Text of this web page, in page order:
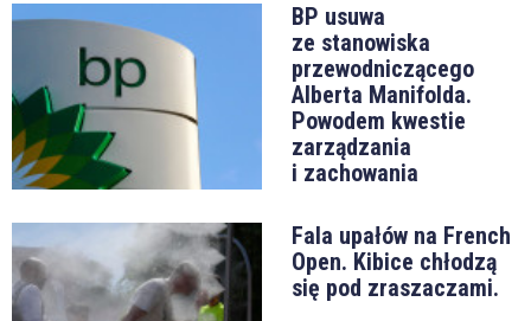
BP usuwa
ze stanowiska
przewodniczącego
Alberta Manifolda.
Powodem kwestie
zarządzania
i zachowania
Fala upałów na French
Open. Kibice chłodzą
się pod zraszaczami.